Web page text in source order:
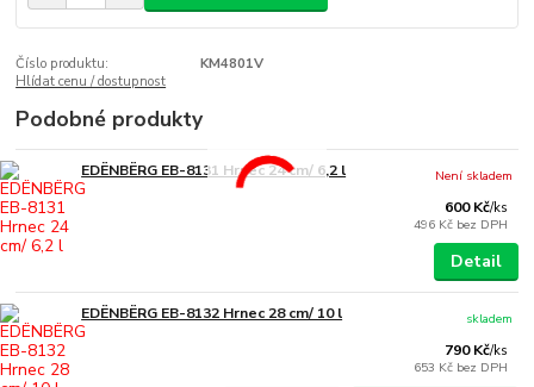
Číslo produktu:
KM4801V
Hlídat cenu / dostupnost
Podobné produkty
EDËNBËRG EB-8131 Hrnec 24 cm/ 6,2 l
600 Kč/ks
496 Kč bez DPH
Není skladem
Detail
EDËNBËRG EB-8132 Hrnec 28 cm/ 10 l
790 Kč/ks
653 Kč bez DPH
skladem